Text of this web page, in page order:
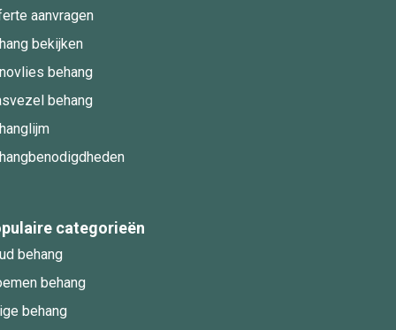
aanvragen
bekijken
behang
behang
categorieën
behang
behang
behang